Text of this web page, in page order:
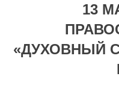
13
«ДУХОВНЫЙ